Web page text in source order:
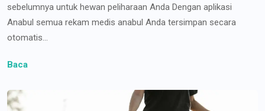
sebelumnya untuk hewan peliharaan Anda Dengan aplikasi
Anabul semua rekam medis anabul Anda tersimpan secara
otomatis...
Baca